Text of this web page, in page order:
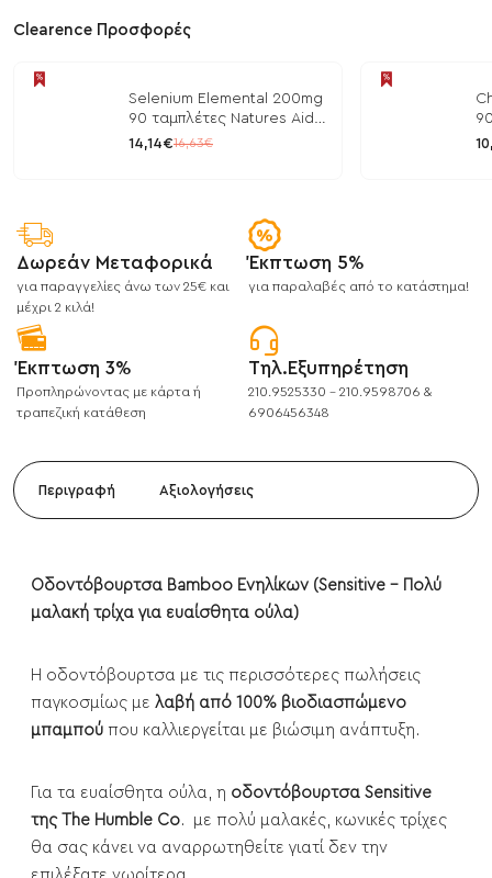
Clearence Προσφορές
Selenium Elemental 200mg
90 ταμπλέτες Natures Aid
/ Μέταλλα
14,14€16,63€
/
Δωρεάν Μεταφορικά
για παραγγελίες άνω των 25€ και
μέχρι 2 κιλά!
Έκπτωση 5%
για παραλαβές από το κατάστημα!
Έκπτωση 3%
Προπληρώνοντας με κάρτα ή
τραπεζική κατάθεση
Τηλ.Εξυπηρέτηση
210.9525330 - 210.9598706 &
6906456348
Περιγραφή Αξιολογήσεις
Οδοντόβουρτσα Bamboo Ενηλίκων (Sensitive - Πολύ
μαλακή τρίχα για ευαίσθητα ούλα)
Η οδοντόβουρτσα με τις περισσότερες πωλήσεις
παγκοσμίως με λαβή από 100% βιοδιασπώμενο
μπαμπού που καλλιεργείται με βιώσιμη ανάπτυξη.
Για τα ευαίσθητα ούλα, η οδοντόβουρτσα Sensitive
της The Humble Co. με πολύ μαλακές, κωνικές τρίχες
θα σας κάνει να αναρρωτηθείτε γιατί δεν την